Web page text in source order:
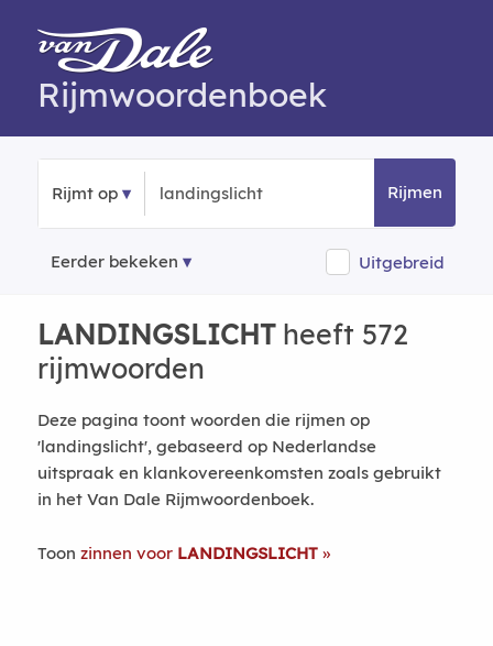
Rijmwoordenboek
Rijmt op Rijmen
Eerder bekeken Uitgebreid
LANDINGSLICHTheeft 572
rijmwoorden
Deze pagina toont woorden die rijmen op
'landingslicht', gebaseerd op Nederlandse
uitspraak en klankovereenkomsten zoals gebruikt
in het Van Dale Rijmwoordenboek.
Toon zinnen voor LANDINGSLICHT